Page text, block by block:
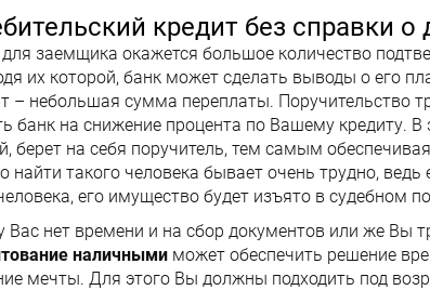
кредит без справки о
заемщика окажется большое количество
их которой, банк может сделать выводы о его
– небольшая сумма переплаты. Поручительство
банк на снижение процента по Вашему кредиту.
берет на себя поручитель, тем самым
найти такого человека бывает очень трудно,
его имущество будет изъято в судебном
Вас нет времени и на сбор документов или же Вы
наличными может обеспечить решение
мечты. Для этого Вы должны подходить под